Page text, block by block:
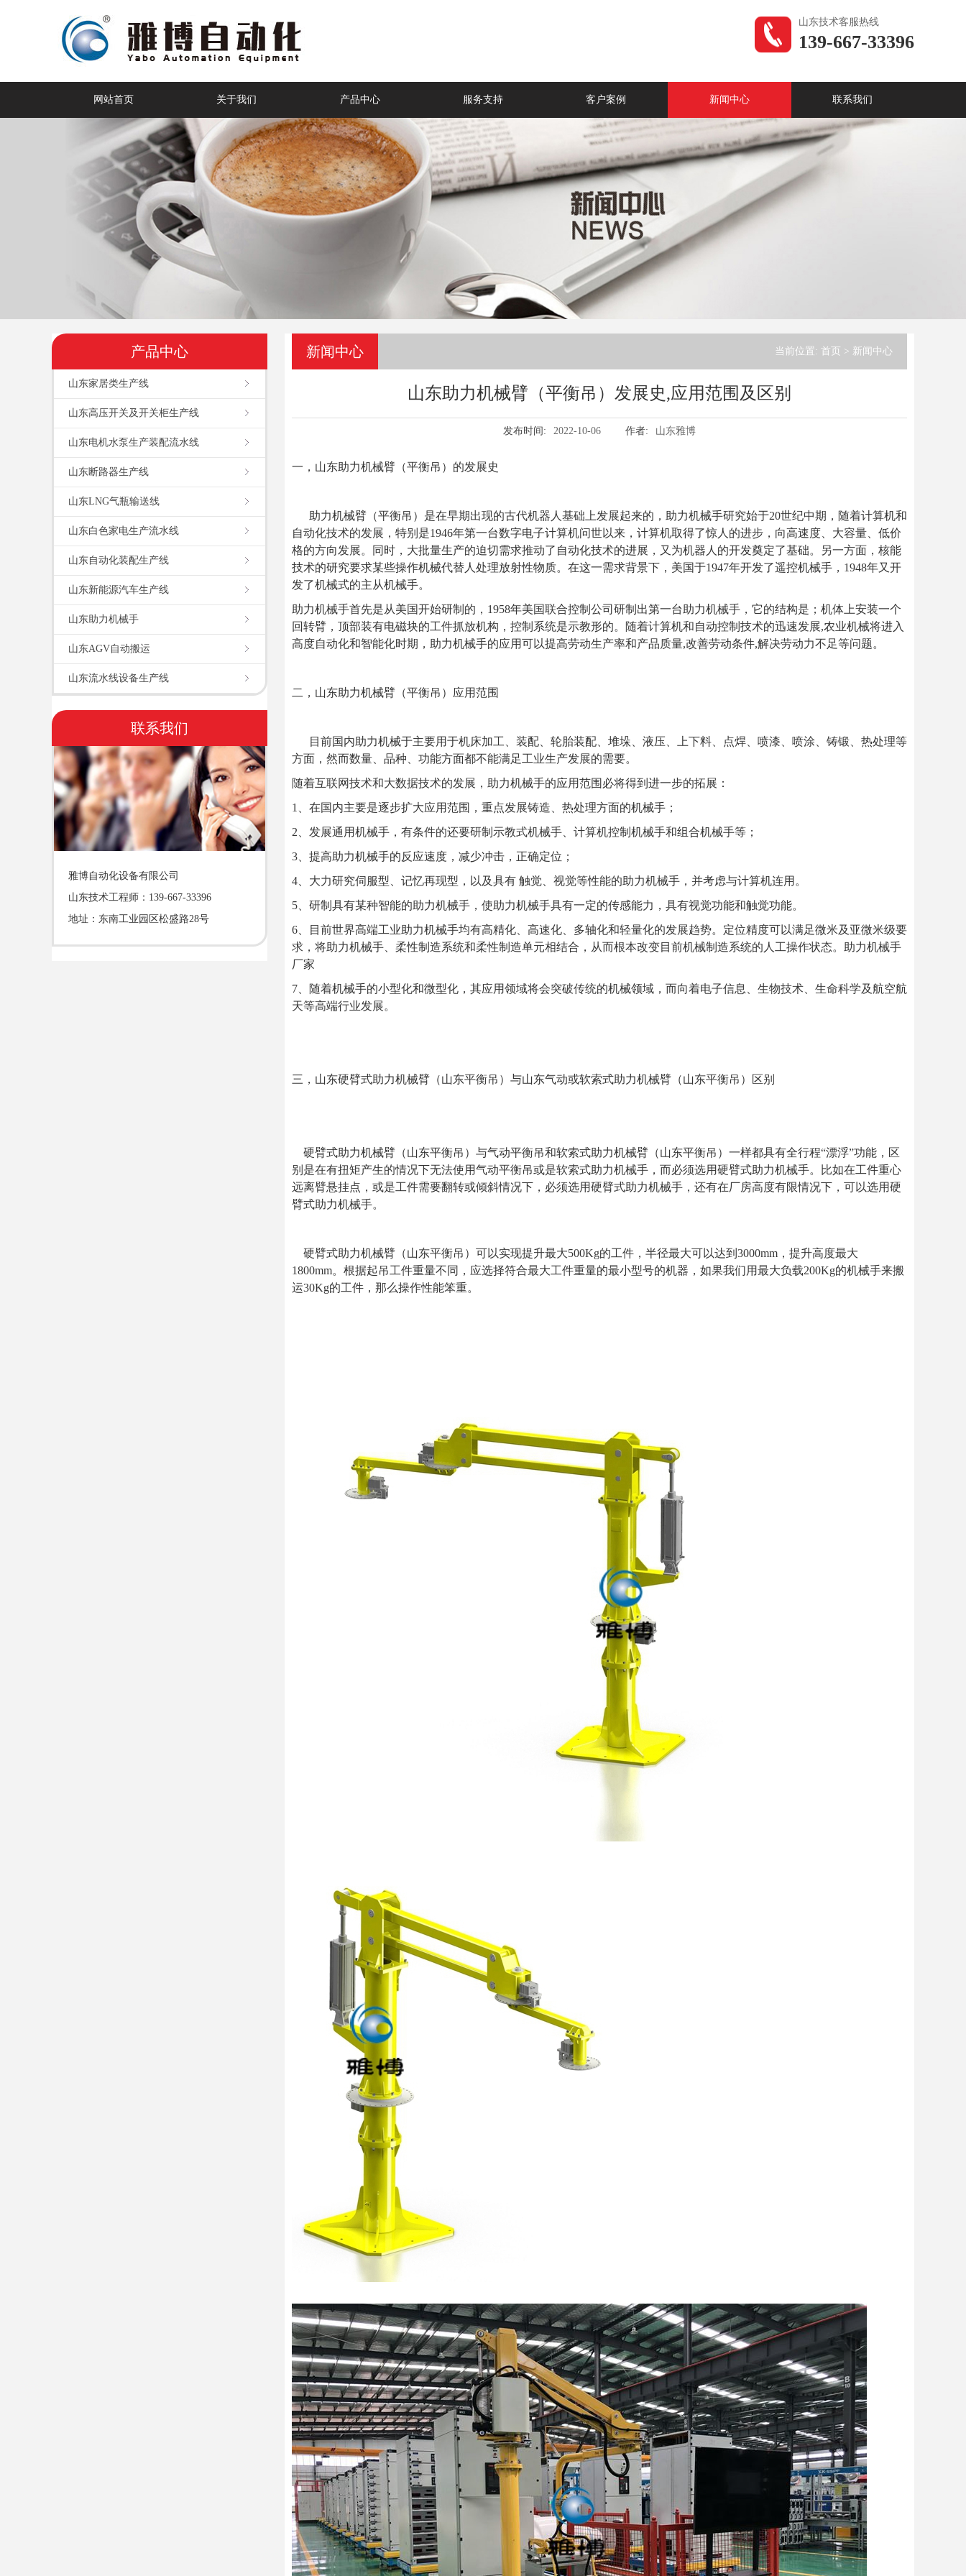
山东技术客服热线
139-667-33396
网站首页 关于我们 产品中心 服务支持 客户案例 新闻中心 联系我们
产品中心
山东家居类生产线
山东高压开关及开关柜生产线
山东电机水泵生产装配流水线
山东断路器生产线
山东LNG气瓶输送线
山东白色家电生产流水线
山东自动化装配生产线
山东新能源汽车生产线
山东助力机械手
山东AGV自动搬运
山东流水线设备生产线
联系我们
雅博自动化设备有限公司
山东技术工程师：139-667-33396
地址：东南工业园区松盛路28号
新闻中心 当前位置: 首页 > 新闻中心
山东助力机械臂（平衡吊）发展史,应用范围及区别
发布时间: 2022-10-06 作者: 山东雅博
一，山东助力机械臂（平衡吊）的发展史
助力机械臂（平衡吊）是在早期出现的古代机器人基础上发展起来的，助力机械手研究始于20世纪中期，随着计算机和
自动化技术的发展，特别是1946年第一台数字电子计算机问世以来，计算机取得了惊人的进步，向高速度、大容量、低价
格的方向发展。同时，大批量生产的迫切需求推动了自动化技术的进展，又为机器人的开发奠定了基础。另一方面，核能
技术的研究要求某些操作机械代替人处理放射性物质。在这一需求背景下，美国于1947年开发了遥控机械手，1948年又开
发了机械式的主从机械手。
助力机械手首先是从美国开始研制的，1958年美国联合控制公司研制出第一台助力机械手，它的结构是；机体上安装一个
回转臂，顶部装有电磁块的工件抓放机构，控制系统是示教形的。随着计算机和自动控制技术的迅速发展,农业机械将进入
高度自动化和智能化时期，助力机械手的应用可以提高劳动生产率和产品质量,改善劳动条件,解决劳动力不足等问题。
二，山东助力机械臂（平衡吊）应用范围
目前国内助力机械于主要用于机床加工、装配、轮胎装配、堆垛、液压、上下料、点焊、喷漆、喷涂、铸锻、热处理等
方面，然而数量、品种、功能方面都不能满足工业生产发展的需要。
随着互联网技术和大数据技术的发展，助力机械手的应用范围必将得到进一步的拓展：
1、在国内主要是逐步扩大应用范围，重点发展铸造、热处理方面的机械手；
2、发展通用机械手，有条件的还要研制示教式机械手、计算机控制机械手和组合机械手等；
3、提高助力机械手的反应速度，减少冲击，正确定位；
4、大力研究伺服型、记忆再现型，以及具有 触觉、视觉等性能的助力机械手，并考虑与计算机连用。
5、研制具有某种智能的助力机械手，使助力机械手具有一定的传感能力，具有视觉功能和触觉功能。
6、目前世界高端工业助力机械手均有高精化、高速化、多轴化和轻量化的发展趋势。定位精度可以满足微米及亚微米级要
求，将助力机械手、柔性制造系统和柔性制造单元相结合，从而根本改变目前机械制造系统的人工操作状态。助力机械手
厂家
7、随着机械手的小型化和微型化，其应用领域将会突破传统的机械领域，而向着电子信息、生物技术、生命科学及航空航
天等高端行业发展。
三，山东硬臂式助力机械臂（山东平衡吊）与山东气动或软索式助力机械臂（山东平衡吊）区别
硬臂式助力机械臂（山东平衡吊）与气动平衡吊和软索式助力机械臂（山东平衡吊）一样都具有全行程“漂浮”功能，区
别是在有扭矩产生的情况下无法使用气动平衡吊或是软索式助力机械手，而必须选用硬臂式助力机械手。比如在工件重心
远离臂悬挂点，或是工件需要翻转或倾斜情况下，必须选用硬臂式助力机械手，还有在厂房高度有限情况下，可以选用硬
臂式助力机械手。
硬臂式助力机械臂（山东平衡吊）可以实现提升最大500Kg的工件，半径最大可以达到3000mm，提升高度最大
1800mm。根据起吊工件重量不同，应选择符合最大工件重量的最小型号的机器，如果我们用最大负载200Kg的机械手来搬
运30Kg的工件，那么操作性能笨重。